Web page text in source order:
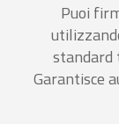
Puoi
standard
Garantisce